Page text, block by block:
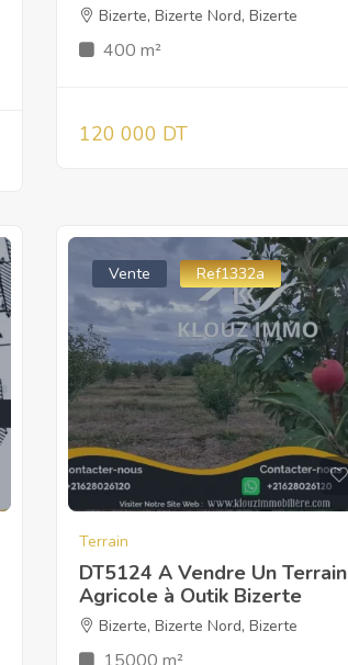
Bizerte, Bizerte Nord, Bizerte
400 m²
120 000 DT
Vente Ref1332a
Terrain
DT5124 A Vendre Un Terrain
Agricole à Outik Bizerte
Bizerte, Bizerte Nord, Bizerte